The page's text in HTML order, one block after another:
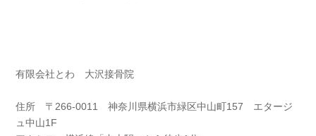
有限会社とわ 大沢接骨院
住所 〒266-0011 神奈川県横浜市緑区中山町157 エタージ
ュ中山1F